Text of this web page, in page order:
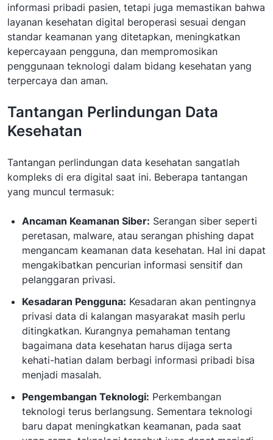
informasi pribadi pasien, tetapi juga memastikan bahwa
layanan kesehatan digital beroperasi sesuai dengan
standar keamanan yang ditetapkan, meningkatkan
kepercayaan pengguna, dan mempromosikan
penggunaan teknologi dalam bidang kesehatan yang
terpercaya dan aman.
Tantangan Perlindungan Data
Kesehatan
Tantangan perlindungan data kesehatan sangatlah
kompleks di era digital saat ini. Beberapa tantangan
yang muncul termasuk:
Ancaman Keamanan Siber: Serangan siber seperti
peretasan, malware, atau serangan phishing dapat
mengancam keamanan data kesehatan. Hal ini dapat
mengakibatkan pencurian informasi sensitif dan
pelanggaran privasi.
Kesadaran Pengguna: Kesadaran akan pentingnya
privasi data di kalangan masyarakat masih perlu
ditingkatkan. Kurangnya pemahaman tentang
bagaimana data kesehatan harus dijaga serta
kehati-hatian dalam berbagi informasi pribadi bisa
menjadi masalah.
Pengembangan Teknologi: Perkembangan
teknologi terus berlangsung. Sementara teknologi
baru dapat meningkatkan keamanan, pada saat